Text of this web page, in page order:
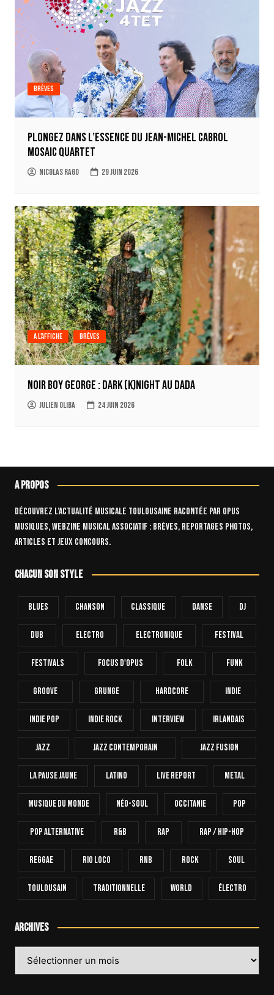
Brèves
Plongez dans l’essence du Jean-Michel Cabrol
Mosaic Quartet
Nicolas Rago 29 juin 2026
A l'affiche Brèves
Noir Boy George : Dark (k)Night au Dada
Julien Oliba 24 juin 2026
A propos
Découvrez l’actualité musicale toulousaine racontée par OPUS
Musiques, webzine musical associatif : brèves, reportages photos,
articles et jeux concours.
Chacun son style
Blues Chanson Classique Danse Dj
Dub Electro Electronique FESTIVAL
Festivals Focus D'Opus Folk Funk
Groove Grunge Hardcore INDIE
Indie Pop Indie Rock Interview Irlandais
Jazz Jazz Contemporain Jazz Fusion
La Pause Jaune Latino Live Report Metal
Musique Du Monde Néo-Soul Occitanie Pop
Pop Alternative R&B Rap Rap / Hip-Hop
Reggae Rio Loco RnB Rock Soul
Toulousain Traditionnelle World Électro
Archives